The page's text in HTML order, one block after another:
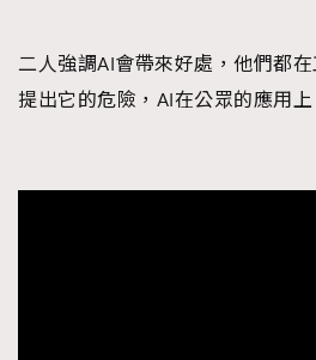
二人強調AI會帶來好處，他們都
提出它的危險，AI在公眾的應用